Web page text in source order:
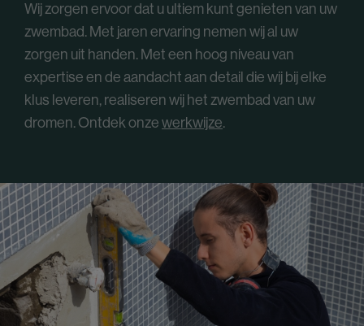
Wij zorgen ervoor dat u ultiem kunt genieten van uw
zwembad. Met jaren ervaring nemen wij al uw
zorgen uit handen. Met een hoog niveau van
expertise en de aandacht aan detail die wij bij elke
klus leveren, realiseren wij het zwembad van uw
dromen. Ontdek onzewerkwijze.